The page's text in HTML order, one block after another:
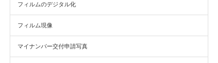
フィルムのデジタル化
フィルム現像
マイナンバー交付申請写真